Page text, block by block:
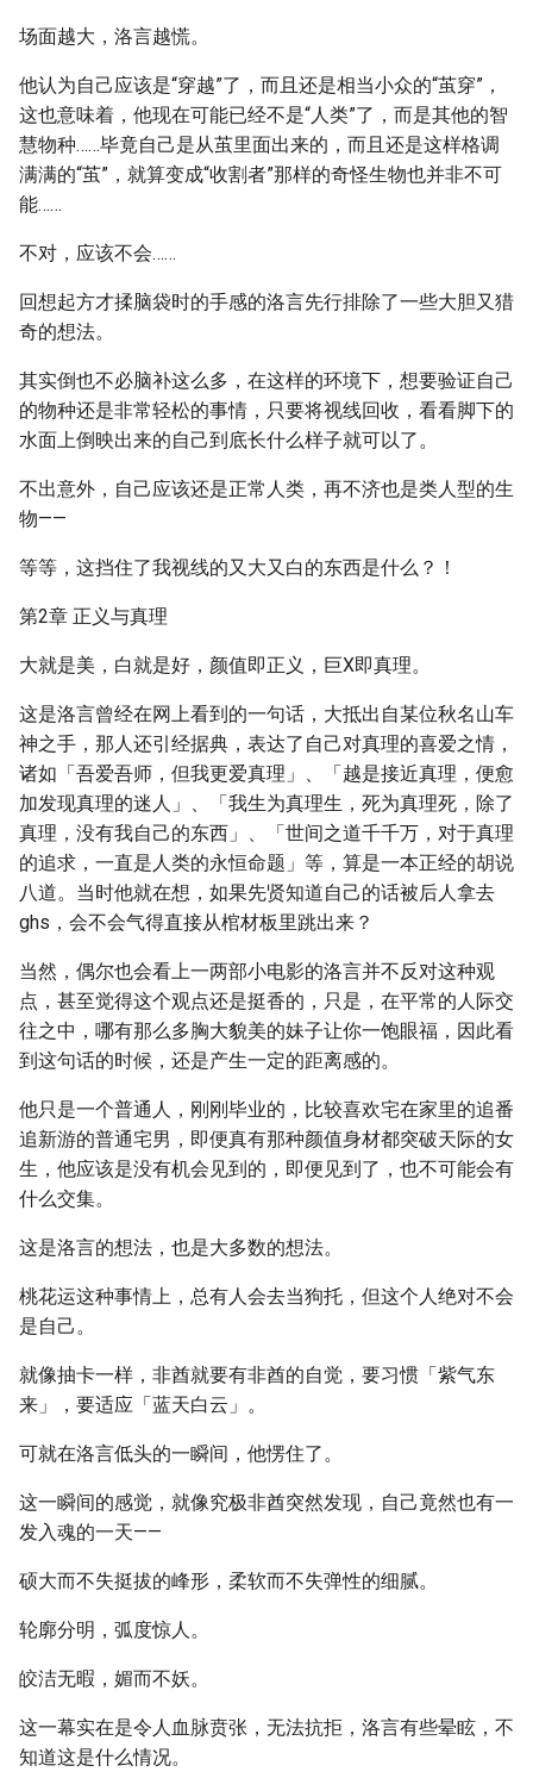
场面越大，洛言越慌。
他认为自己应该是“穿越”了，而且还是相当小众的“茧穿”，
这也意味着，他现在可能已经不是“人类”了，而是其他的智
慧物种……毕竟自己是从茧里面出来的，而且还是这样格调
满满的“茧”，就算变成“收割者”那样的奇怪生物也并非不可
能……
不对，应该不会……
回想起方才揉脑袋时的手感的洛言先行排除了一些大胆又猎
奇的想法。
其实倒也不必脑补这么多，在这样的环境下，想要验证自己
的物种还是非常轻松的事情，只要将视线回收，看看脚下的
水面上倒映出来的自己到底长什么样子就可以了。
不出意外，自己应该还是正常人类，再不济也是类人型的生
物——
等等，这挡住了我视线的又大又白的东西是什么？！
第2章 正义与真理
大就是美，白就是好，颜值即正义，巨X即真理。
这是洛言曾经在网上看到的一句话，大抵出自某位秋名山车
神之手，那人还引经据典，表达了自己对真理的喜爱之情，
诸如「吾爱吾师，但我更爱真理」、「越是接近真理，便愈
加发现真理的迷人」、「我生为真理生，死为真理死，除了
真理，没有我自己的东西」、「世间之道千千万，对于真理
的追求，一直是人类的永恒命题」等，算是一本正经的胡说
八道。当时他就在想，如果先贤知道自己的话被后人拿去
ghs，会不会气得直接从棺材板里跳出来？
当然，偶尔也会看上一两部小电影的洛言并不反对这种观
点，甚至觉得这个观点还是挺香的，只是，在平常的人际交
往之中，哪有那么多胸大貌美的妹子让你一饱眼福，因此看
到这句话的时候，还是产生一定的距离感的。
他只是一个普通人，刚刚毕业的，比较喜欢宅在家里的追番
追新游的普通宅男，即便真有那种颜值身材都突破天际的女
生，他应该是没有机会见到的，即便见到了，也不可能会有
什么交集。
这是洛言的想法，也是大多数的想法。
桃花运这种事情上，总有人会去当狗托，但这个人绝对不会
是自己。
就像抽卡一样，非酋就要有非酋的自觉，要习惯「紫气东
来」，要适应「蓝天白云」。
可就在洛言低头的一瞬间，他愣住了。
这一瞬间的感觉，就像究极非酋突然发现，自己竟然也有一
发入魂的一天——
硕大而不失挺拔的峰形，柔软而不失弹性的细腻。
轮廓分明，弧度惊人。
皎洁无暇，媚而不妖。
这一幕实在是令人血脉贲张，无法抗拒，洛言有些晕眩，不
知道这是什么情况。